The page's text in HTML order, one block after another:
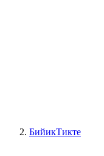
БийикТикте